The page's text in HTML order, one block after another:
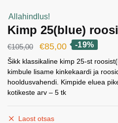
Allahindlus!
Kimp 25(blue)
€105,00
Algne
hind
oli:
€105,00.
€85,00Current
price
is:
€85,00.
-19%
Šikk klassikaline kimp 25-st
kimbule lisame kinkekaardi ja
hooldusvahendi. Kimpide eluea
kotikeste arv – 5 tk
Laost otsas